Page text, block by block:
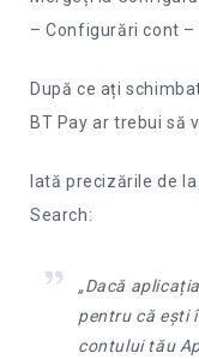
– Configurări cont
După ce ați
BT Pay ar trebui să
Iată precizările de
Search:
„Dacă
pentru că ești
contului tău